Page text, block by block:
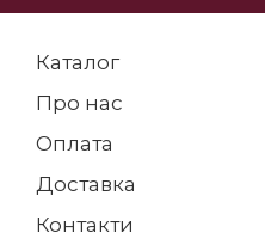
Каталог
Про нас
Оплата
Доставка
Контакти